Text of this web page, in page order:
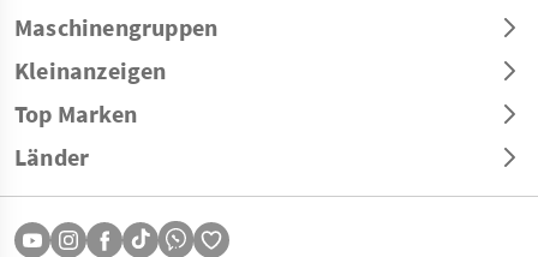
Maschinengruppen
Kleinanzeigen
Top Marken
Länder